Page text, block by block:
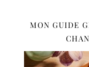
MON GUIDE